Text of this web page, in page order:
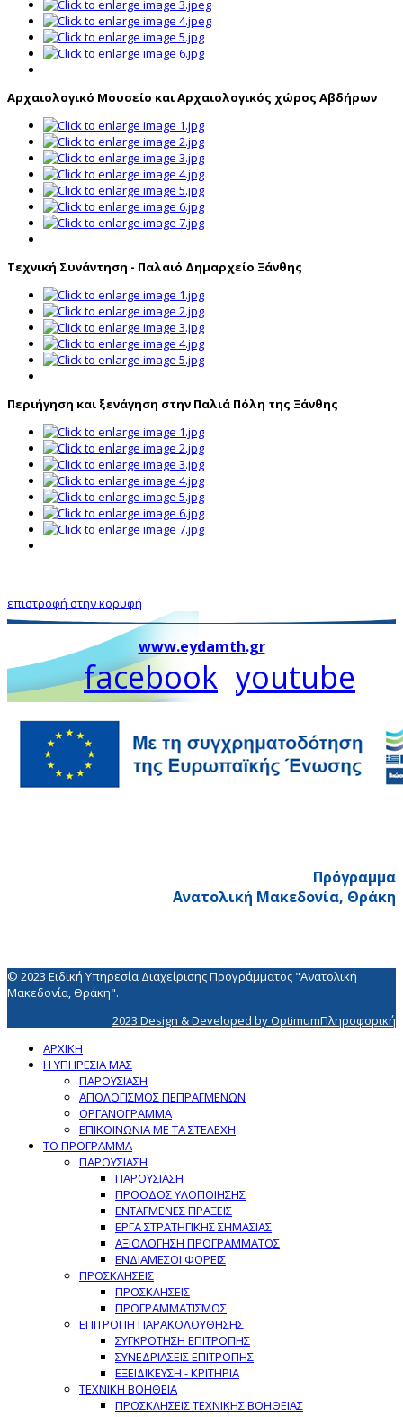
Αρχαιολογικό Μουσείο και Αρχαιολογικός χώρος Αβδήρων
Τεχνική Συνάντηση - Παλαιό Δημαρχείο Ξάνθης
Περιήγηση και ξενάγηση στην Παλιά Πόλη της Ξάνθης
επιστροφή στην κορυφή
www.eydamth.gr
facebook youtube
Πρόγραμμα
Ανατολική Μακεδονία, Θράκη
© 2023 Ειδική Υπηρεσία Διαχείρισης Προγράμματος "Ανατολική
Μακεδονία, Θράκη".
2023 Design & Developed by OptimumΠληροφορική
ΑΡΧΙΚΗ
Η ΥΠΗΡΕΣΙΑ ΜΑΣ
ΠΑΡΟΥΣΙΑΣΗ
ΑΠΟΛΟΓΙΣΜΟΣ ΠΕΠΡΑΓΜΕΝΩΝ
ΟΡΓΑΝΟΓΡΑΜΜΑ
ΕΠΙΚΟΙΝΩΝΙΑ ΜΕ ΤΑ ΣΤΕΛΕΧΗ
ΤΟ ΠΡΟΓΡΑΜΜΑ
ΠΑΡΟΥΣΙΑΣΗ
ΠΑΡΟΥΣΙΑΣΗ
ΠΡΟΟΔΟΣ ΥΛΟΠΟΙΗΣΗΣ
ΕΝΤΑΓΜΕΝΕΣ ΠΡΑΞΕΙΣ
ΕΡΓΑ ΣΤΡΑΤΗΓΙΚΗΣ ΣΗΜΑΣΙΑΣ
ΑΞΙΟΛΟΓΗΣΗ ΠΡΟΓΡΑΜΜΑΤΟΣ
ΕΝΔΙΑΜΕΣΟΙ ΦΟΡΕΙΣ
ΠΡΟΣΚΛΗΣΕΙΣ
ΠΡΟΣΚΛΗΣΕΙΣ
ΠΡΟΓΡΑΜΜΑΤΙΣΜΟΣ
ΕΠΙΤΡΟΠΗ ΠΑΡΑΚΟΛΟΥΘΗΣΗΣ
ΣΥΓΚΡΟΤΗΣΗ ΕΠΙΤΡΟΠΗΣ
ΣΥΝΕΔΡΙΑΣΕΙΣ ΕΠΙΤΡΟΠΗΣ
ΕΞΕΙΔΙΚΕΥΣΗ - ΚΡΙΤΗΡΙΑ
ΤΕΧΝΙΚΗ ΒΟΗΘΕΙΑ
ΠΡΟΣΚΛΗΣΕΙΣ ΤΕΧΝΙΚΗΣ ΒΟΗΘΕΙΑΣ